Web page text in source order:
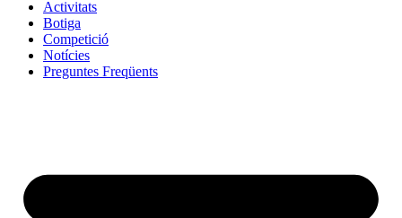
Activitats
Botiga
Competició
Notícies
Preguntes Freqüents